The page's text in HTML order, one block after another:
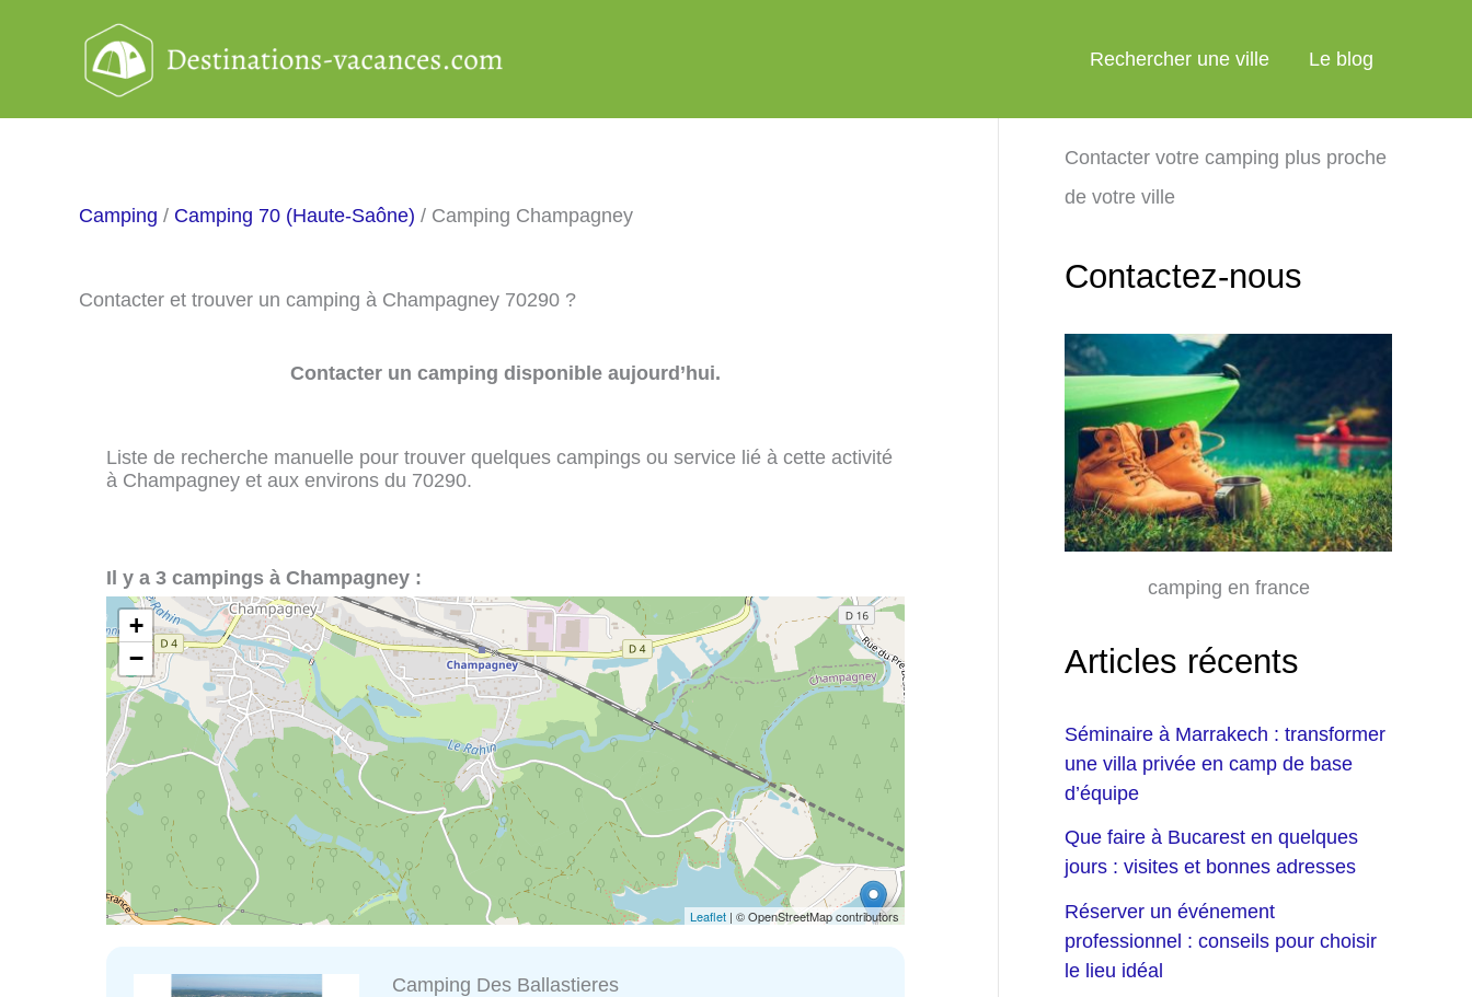
Rechercher une ville Le blog
Camping / Camping 70 (Haute-Saône) / Camping Champagney
Contacter et trouver un camping à Champagney 70290 ?
Contacter un camping disponible aujourd’hui.
Liste de recherche manuelle pour trouver quelques campings ou service lié à cette activité
à Champagney et aux environs du 70290.
Il y a 3 campings à Champagney :
+
−
Leaflet | © OpenStreetMap contributors
Camping Des Ballastieres
Contacter votre camping plus proche
de votre ville
Contactez-nous
camping en france
Articles récents
Séminaire à Marrakech : transformer
une villa privée en camp de base
d’équipe
Que faire à Bucarest en quelques
jours : visites et bonnes adresses
Réserver un événement
professionnel : conseils pour choisir
le lieu idéal